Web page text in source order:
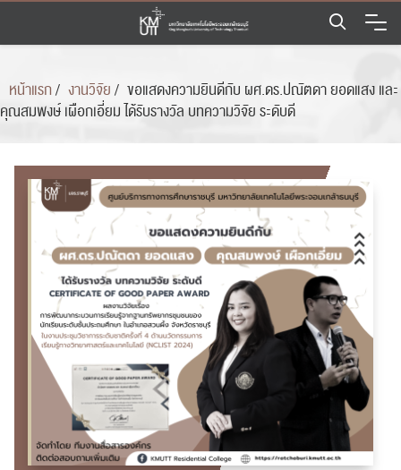
Skip
content
หน้าแรก/ งานวิจัย/ ขอแสดงความยินดีกับ ผศ.ดร.ปณัตดา ยอดแสง และ
คุณสมพงษ์ เผือกเอี่ยม ได้รับรางวัล บทความวิจัย ระดับดี